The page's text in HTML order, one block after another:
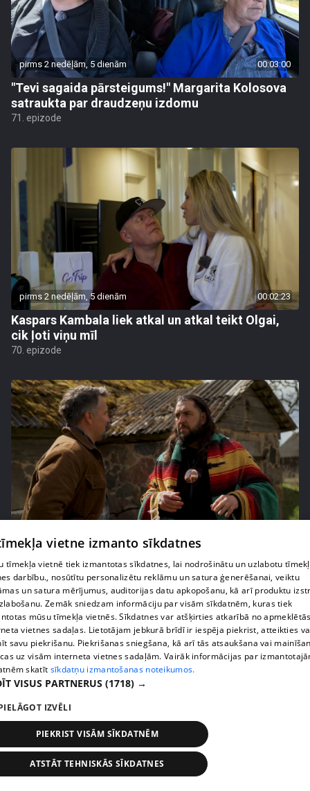
pirms 2 nedēļām, 5 dienām 00:03:00
"Tevi sagaida pārsteigums!" Margarita Kolosova
satraukta par draudzeņu izdomu
71. epizode
pirms 2 nedēļām, 5 dienām 00:02:23
Kaspars Kambala liek atkal un atkal teikt Olgai,
cik ļoti viņu mīl
70. epizode
Raivis Vidzis atklāj attiecību aizkulises
71. epizode
pirms 2 nedēļām, 6 dienām
Magone sarūpē īpašu dāvanu savai draudzenei
vietne izmanto sīkdatnes
tīmekļa vietnē tiek izmantotas sīkdatnes, lai nodrošinātu un uzlabotu
darbību., nosūtītu personalizētu reklāmu un satura ģenerēšanai, veiktu
un satura mērījumus, auditorijas datu apkopošanu, kā arī produktu
Zemāk sniedzam informāciju par visām sīkdatnēm, kuras tiek
mūsu tīmekļa vietnēs. Sīkdatnes var atšķirties atkarībā no
vietnes sadaļas. Lietotājam jebkurā brīdī ir iespēja piekrist, atteikties
savu piekrišanu. Piekrišanas sniegšana, kā arī tās atsaukšana vai
uz visām interneta vietnes sadaļām. Vairāk informācijas par
skatīt sīkdatņu izmantošanas noteikumos.
VISUS PARTNERUS (1718) →
IZVĒLI
PIEKRIST VISĀM SĪKDATNĒM
ATSTĀT TEHNISKĀS SĪKDATNES